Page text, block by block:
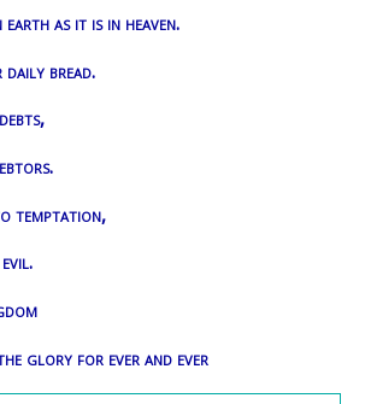
as it is in heaven.
daily bread.
temptation,
glory for ever and ever